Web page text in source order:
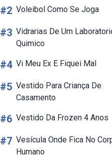
#2 Voleibol Como Se Joga
#3 Vidrarias De Um
Quimico
#4 Vi Meu Ex E Fiquei Mal
#5 Vestido Para Criança De
Casamento
#6 Vestido Da Frozen 4 Anos
#7 Vesícula Onde Fica No
Humano